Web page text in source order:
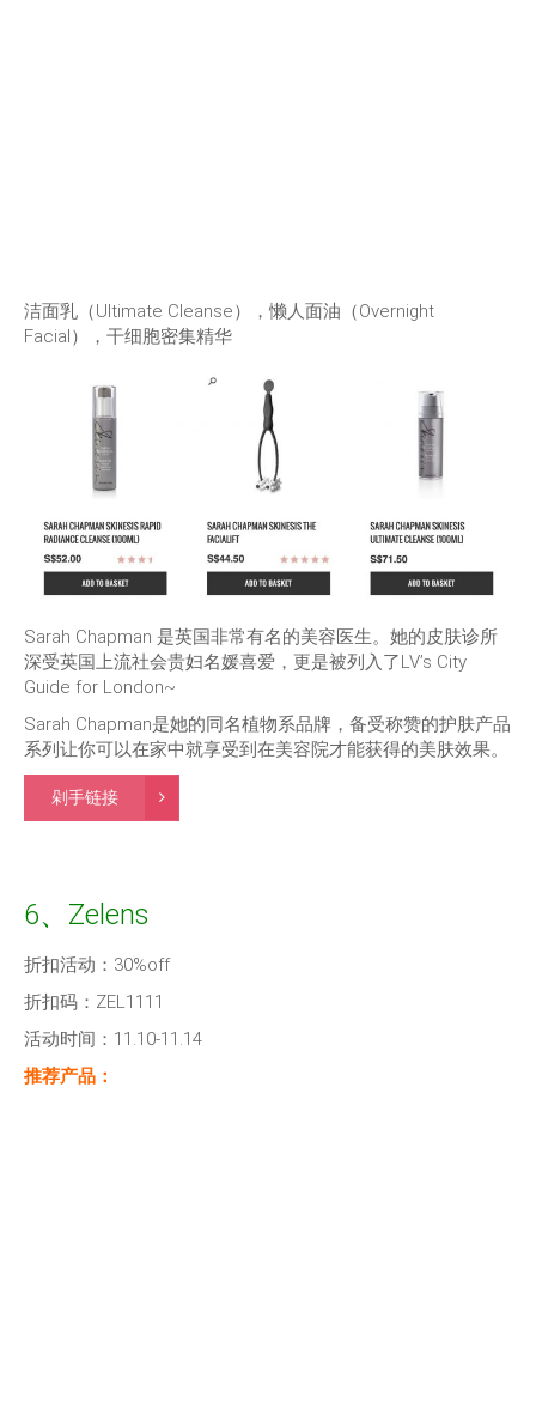
洁面乳（Ultimate Cleanse），懒人面油（Overnight
Facial），干细胞密集精华
Sarah Chapman 是英国非常有名的美容医生。她的皮肤诊所
深受英国上流社会贵妇名媛喜爱，更是被列入了LV’s City
Guide for London~
Sarah Chapman是她的同名植物系品牌，备受称赞的护肤产品
系列让你可以在家中就享受到在美容院才能获得的美肤效果。
剁手链接
6、Zelens
折扣活动：30%off
折扣码：ZEL1111
活动时间：11.10-11.14
推荐产品：